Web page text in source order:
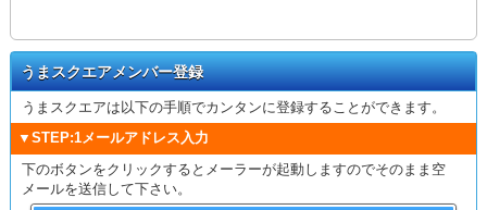
うまスクエアメンバー登録
うまスクエアは以下の手順でカンタンに登録することができます。
▼STEP:1メールアドレス入力
下のボタンをクリックするとメーラーが起動しますのでそのまま空
メールを送信して下さい。